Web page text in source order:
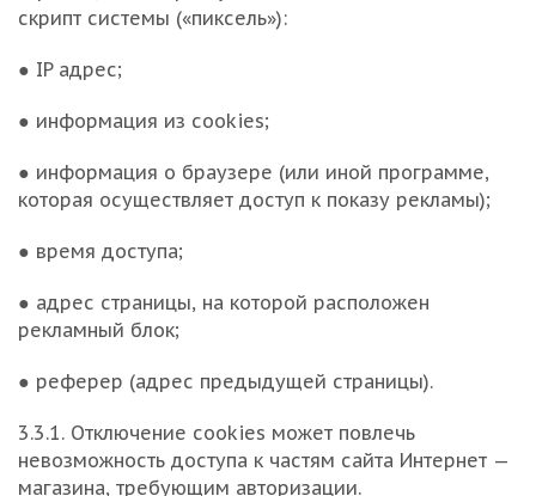
скрипт системы («пиксель»):
● IP адрес;
● информация из cookies;
● информация о браузере (или иной программе,
которая осуществляет доступ к показу рекламы);
● время доступа;
● адрес страницы, на которой расположен
рекламный блок;
● реферер (адрес предыдущей страницы).
3.3.1. Отключение cookies может повлечь
невозможность доступа к частям сайта Интернет —
магазина, требующим авторизации.